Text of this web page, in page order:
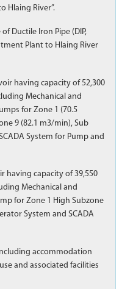
Hlaing River”.
Ductile Iron Pipe (DIP,
Plant to Hlaing River
having capacity of 52,300
Mechanical and
for Zone 1 (70.5
9 (82.1 m3/min), Sub
System for Pump and
having capacity of 39,550
Mechanical and
for Zone 1 High Subzone
System and SCADA
accommodation
and associated facilities